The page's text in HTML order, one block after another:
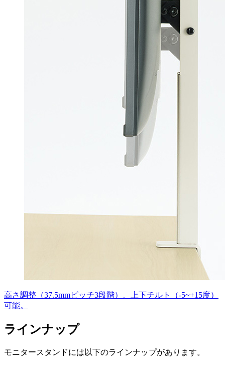
高さ調整（37.5mmピッチ3段階）、上下チルト（-5~+15度）
可能。
ラインナップ
モニタースタンドには以下のラインナップがあります。